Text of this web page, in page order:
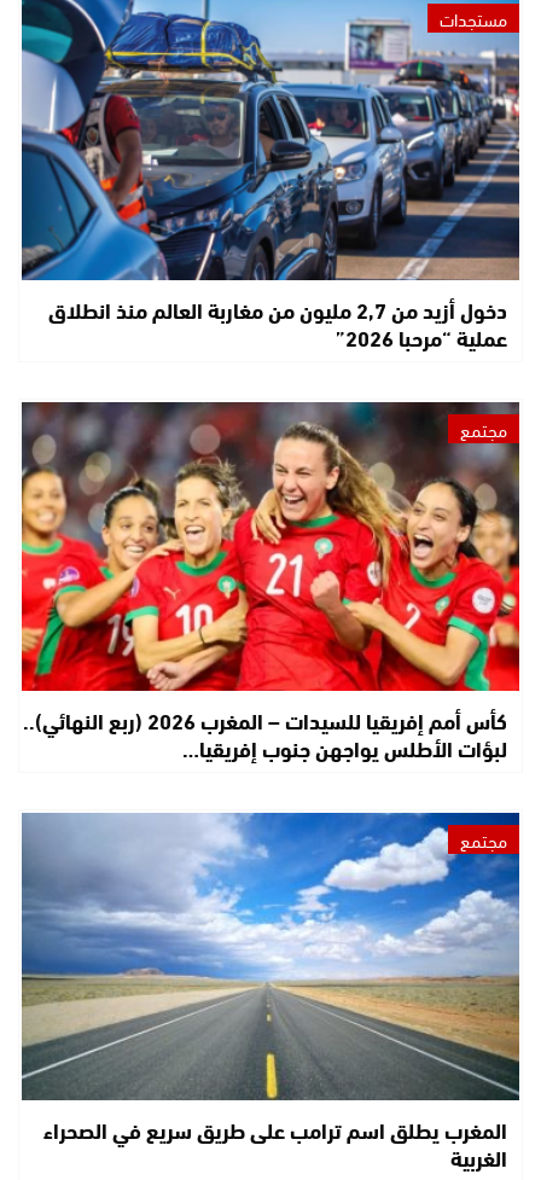
مستجدات
دخول أزيد من 2,7 مليون من مغاربة العالم منذ انطلاق
عملية “مرحبا 2026”
مجتمع
كأس أمم إفريقيا للسيدات – المغرب 2026 (ربع النهائي)..
لبؤات الأطلس يواجهن جنوب إفريقيا…
مجتمع
المغرب يطلق اسم ترامب على طريق سريع في الصحراء
الغربية